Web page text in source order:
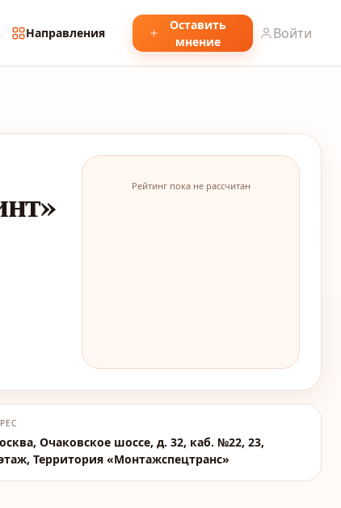
Направления
Оставить
мнение
Войти
Рейтинг пока не рассчитан
Очаковское шоссе, д. 32, каб. №22, 23,
Территория «Монтажспецтранс»